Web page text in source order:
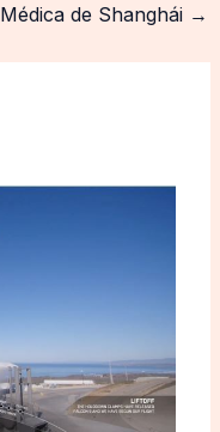
Médica de Shanghái →